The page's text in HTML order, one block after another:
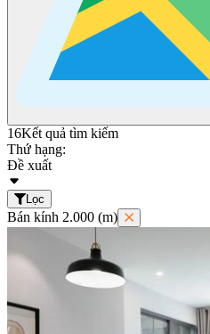
16Kết quả tìm kiếm
Thứ hạng:
Đề xuất
Lọc
Bán kính 2.000 (m)